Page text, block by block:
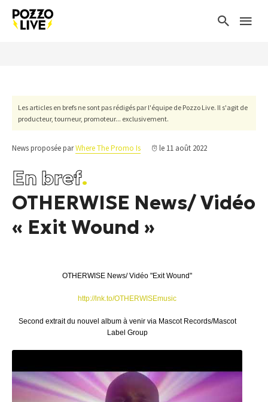
Les articles en brefs ne sont pas rédigés par l'équipe de Pozzo Live. Il s'agit de
producteur, tourneur, promoteur... exclusivement.
News proposée parWhere The Promo Is le 11 août 2022
En bref.
OTHERWISE News/ Vidéo
« Exit Wound »
OTHERWISE News/ Vidéo "Exit Wound"
http://lnk.to/OTHERWISEmusic
Second extrait du nouvel album à venir via Mascot Records/Mascot
Label Group